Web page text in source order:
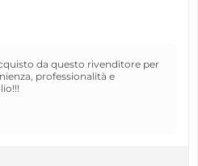
da questo rivenditore per
professionalità e